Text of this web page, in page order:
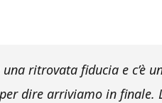
una ritrovata fiducia e c’è
dire arriviamo in